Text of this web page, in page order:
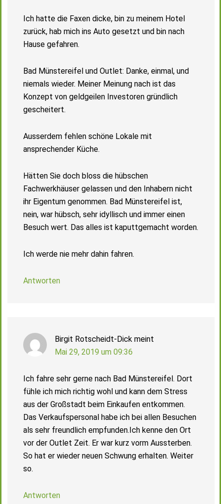
Ich hatte die Faxen dicke, bin zu meinem Hotel
zurück, hab mich ins Auto gesetzt und bin nach
Hause gefahren.
Bad Münstereifel und Outlet: Danke, einmal, und
niemals wieder. Meiner Meinung nach ist das
Konzept von geldgeilen Investoren gründlich
gescheitert.
Ausserdem fehlen schöne Lokale mit
ansprechender Küche.
Hätten Sie doch bloss die hübschen
Fachwerkhäuser gelassen und den Inhabern nicht
ihr Eigentum genommen. Bad Münstereifel ist,
nein, war hübsch, sehr idyllisch und immer einen
Besuch wert. Das alles ist kaputtgemacht worden.
Ich werde nie mehr dahin fahren.
Antworten
Birgit Rotscheidt-Dick meint
Mai 29, 2019 um 09:36
Ich fahre sehr gerne nach Bad Münstereifel. Dort
fühle ich mich richtig wohl und kann dem Stress
aus der Großstadt beim Einkaufen entkommen.
Das Verkaufspersonal habe ich bei allen Besuchen
als sehr freundlich empfunden.Ich kenne den Ort
vor der Outlet Zeit. Er war kurz vorm Aussterben.
So hat er wieder neuen Schwung erhalten. Weiter
so.
Antworten